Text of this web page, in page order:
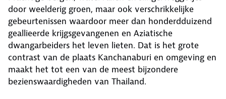
door weelderig groen, maar ook verschrikkelijke
gebeurtenissen waardoor meer dan honderdduizend
geallieerde krijgsgevangenen en Aziatische
dwangarbeiders het leven lieten. Dat is het grote
contrast van de plaats Kanchanaburi en omgeving en
maakt het tot een van de meest bijzondere
bezienswaardigheden van Thailand.